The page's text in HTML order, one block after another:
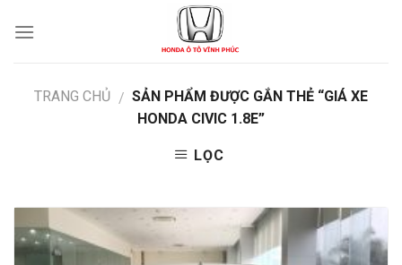
TRANG CHỦ / SẢN PHẨM ĐƯỢC GẮN THẺ “GIÁ XE
HONDA CIVIC 1.8E”
LỌC